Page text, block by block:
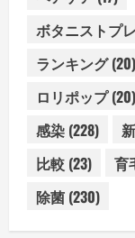
ボタニストプ
ランキング(20)
ロリポップ(20)
感染 (228)
比較 (23) 育
除菌 (230)